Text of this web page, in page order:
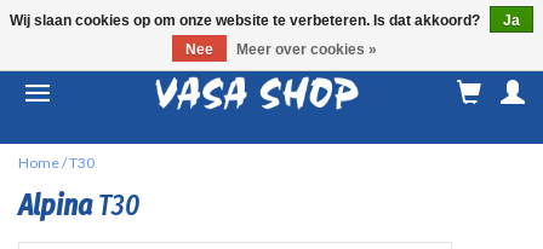
Home/T30
AlpinaT30
Wij slaan cookies op om onze website te verbeteren. Is dat akkoord?
Ja
Nee
Meer over cookies »